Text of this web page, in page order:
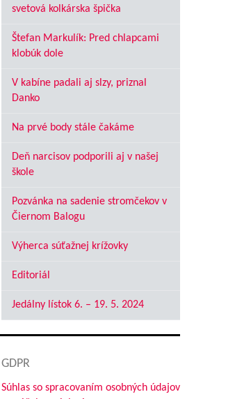
svetová kolkárska špička
Štefan Markulík: Pred chlapcami
klobúk dole
V kabíne padali aj slzy, priznal
Danko
Na prvé body stále čakáme
Deň narcisov podporili aj v našej
škole
Pozvánka na sadenie stromčekov v
Čiernom Balogu
Výherca súťažnej krížovky
Editoriál
Jedálny lístok 6. – 19. 5. 2024
GDPR
Súhlas so spracovaním osobných údajov